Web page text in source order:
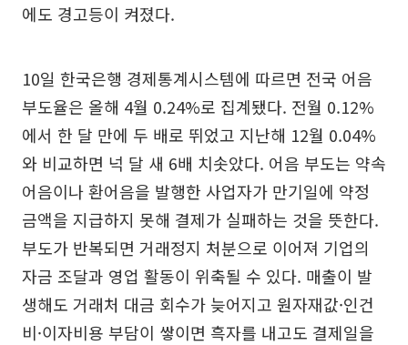
에도 경고등이 켜졌다.
10일 한국은행 경제통계시스템에 따르면 전국 어음
부도율은 올해 4월 0.24%로 집계됐다. 전월 0.12%
에서 한 달 만에 두 배로 뛰었고 지난해 12월 0.04%
와 비교하면 넉 달 새 6배 치솟았다. 어음 부도는 약속
어음이나 환어음을 발행한 사업자가 만기일에 약정
금액을 지급하지 못해 결제가 실패하는 것을 뜻한다.
부도가 반복되면 거래정지 처분으로 이어져 기업의
자금 조달과 영업 활동이 위축될 수 있다. 매출이 발
생해도 거래처 대금 회수가 늦어지고 원자재값·인건
비·이자비용 부담이 쌓이면 흑자를 내고도 결제일을